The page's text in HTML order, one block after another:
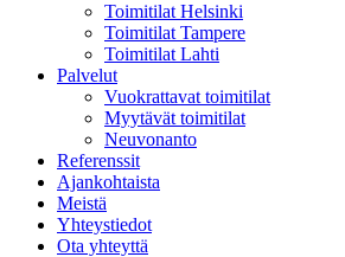
Toimitilat Helsinki
Toimitilat Tampere
Toimitilat Lahti
Palvelut
Vuokrattavat toimitilat
Myytävät toimitilat
Neuvonanto
Referenssit
Ajankohtaista
Meistä
Yhteystiedot
Ota yhteyttä